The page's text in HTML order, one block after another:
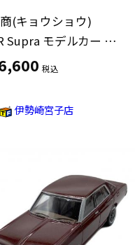
(キョウショウ)
GR Supra モデルカー ライト付き
伊勢崎宮子店